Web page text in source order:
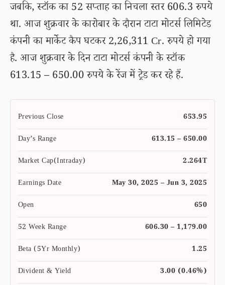
जबकि, स्टॉक का 52 सप्ताह का निचला स्तर 606.3 रुपये
था. आज शुक्रवार के कारोबार के दौरान टाटा मोटर्स लिमिटेड
कंपनी का मार्केट कैप घटकर 2,26,311 Cr. रुपये हो गया
है. आज शुक्रवार के दिन टाटा मोटर्स कंपनी के स्टॉक
613.15 – 650.00 रुपये के रेंज में ट्रेड कर रहे हैं.
Previous Close
653.95
Day’s Range
613.15 – 650.00
Market Cap(Intraday)
2.264T
Earnings Date
May 30, 2025 – Jun 3, 2025
Open
650
52 Week Range
606.30 – 1,179.00
Beta (5Yr Monthly)
1.25
Divident & Yield
3.00 (0.46%)